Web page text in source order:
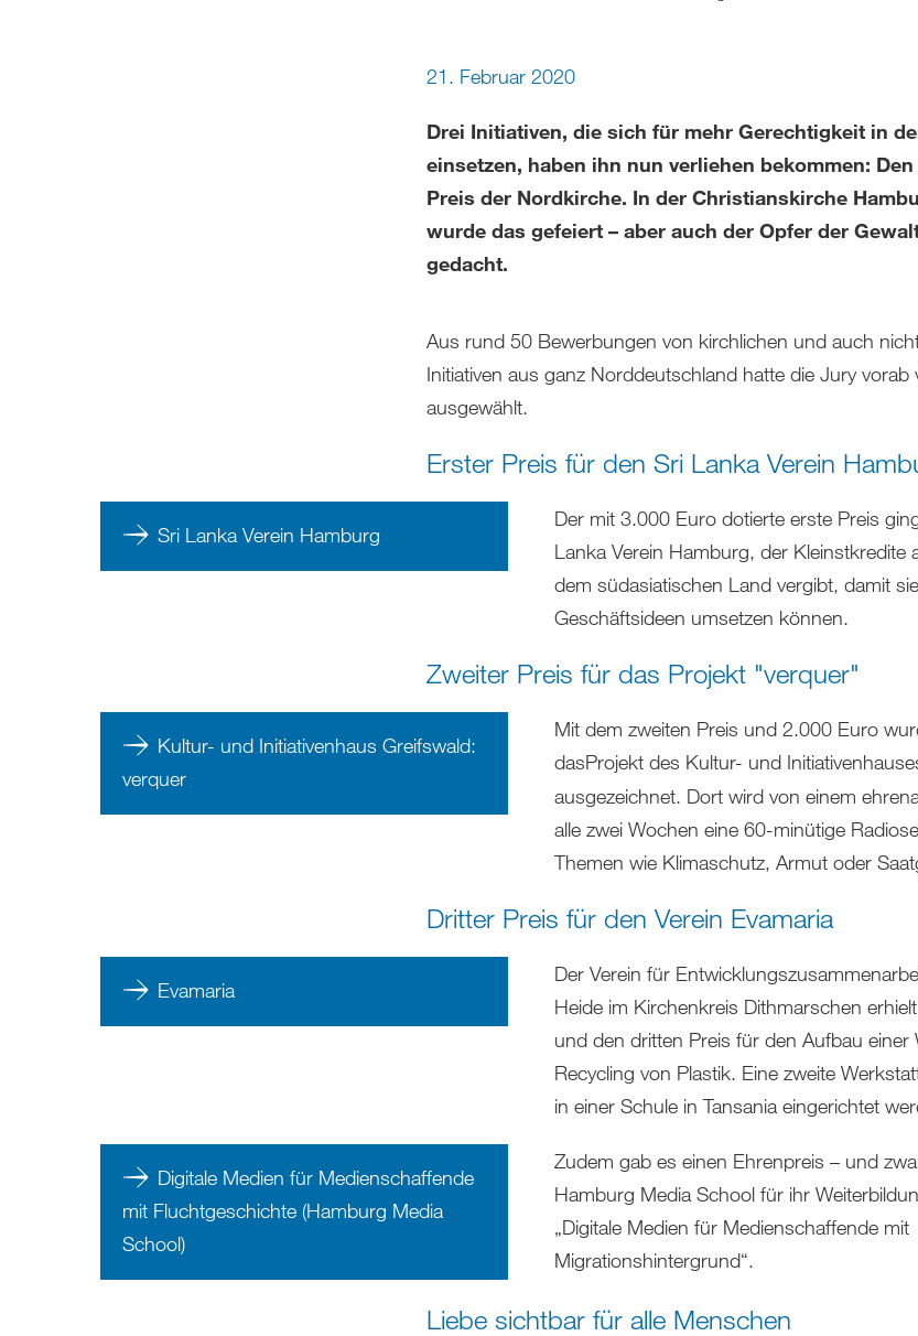
21. Februar 2020
Drei Initiativen, die sich für mehr Gerechtigkeit in
einsetzen, haben ihn nun verliehen bekommen:
Preis der Nordkirche. In der Christianskirche
wurde das gefeiert – aber auch der Opfer der
gedacht.
Aus rund 50 Bewerbungen von kirchlichen und auch
Initiativen aus ganz Norddeutschland hatte die Jury vorab
ausgewählt.
Erster Preis für den Sri Lanka Verein
Sri Lanka Verein Hamburg
Der mit 3.000 Euro dotierte erste Preis
Lanka Verein Hamburg, der Kleinstkredite
dem südasiatischen Land vergibt, damit sie
Geschäftsideen umsetzen können.
Zweiter Preis für das Projekt "verquer"
Kultur- und Initiativenhaus Greifswald:
verquer
Mit dem zweiten Preis und 2.000 Euro
dasProjekt des Kultur- und
ausgezeichnet. Dort wird von einem
alle zwei Wochen eine 60-minütige
Themen wie Klimaschutz, Armut oder
Dritter Preis für den Verein Evamaria
Evamaria
Der Verein für
Heide im Kirchenkreis Dithmarschen
und den dritten Preis für den Aufbau einer
Recycling von Plastik. Eine zweite
in einer Schule in Tansania eingerichtet
Digitale Medien für Medienschaffende
mit Fluchtgeschichte (Hamburg Media
School)
Zudem gab es einen Ehrenpreis – und
Hamburg Media School für ihr
„Digitale Medien für Medienschaffende mit
Migrationshintergrund“.
Liebe sichtbar für alle Menschen